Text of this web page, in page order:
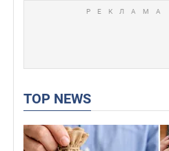
TOP NEWS